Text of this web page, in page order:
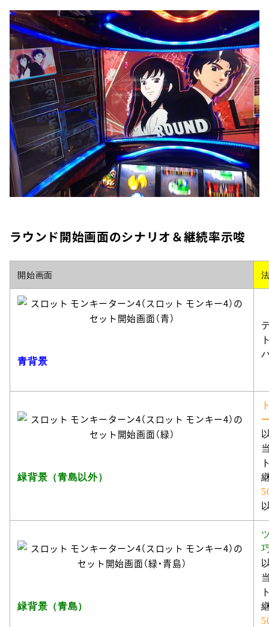
ラウンド開始画面のシナリオ＆継続率示唆
開始画面
青背景
緑背景（青島以外）
緑背景（青島）